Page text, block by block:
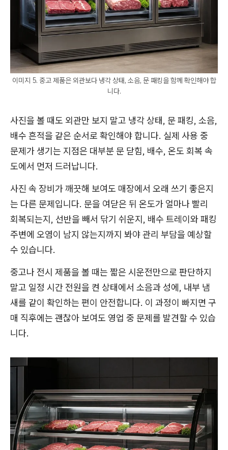
이미지 5. 중고 제품은 외관보다 냉각 상태, 소음, 문 패킹을 함께 확인해야 합
니다.
사진을 볼 때도 외관만 보지 말고 냉각 상태, 문 패킹, 소음,
배수 흔적을 같은 순서로 확인해야 합니다. 실제 사용 중
문제가 생기는 지점은 대부분 문 닫힘, 배수, 온도 회복 속
도에서 먼저 드러납니다.
사진 속 장비가 깨끗해 보여도 매장에서 오래 쓰기 좋은지
는 다른 문제입니다. 문을 여닫은 뒤 온도가 얼마나 빨리
회복되는지, 선반을 빼서 닦기 쉬운지, 배수 트레이와 패킹
주변에 오염이 남지 않는지까지 봐야 관리 부담을 예상할
수 있습니다.
중고나 전시 제품을 볼 때는 짧은 시운전만으로 판단하지
말고 일정 시간 전원을 켠 상태에서 소음과 성에, 내부 냄
새를 같이 확인하는 편이 안전합니다. 이 과정이 빠지면 구
매 직후에는 괜찮아 보여도 영업 중 문제를 발견할 수 있습
니다.